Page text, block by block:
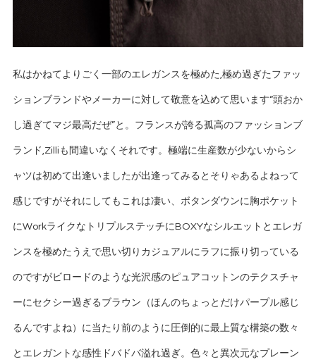
私はかねてよりごく一部のエレガンスを極めた,極め過ぎたファッ
ションブランドやメーカーに対して敬意を込めて思います“頭おか
し過ぎてマジ最高だぜ”と。フランスが誇る孤高のファッションブ
ランド,Zilliも間違いなくそれです。極端に生産数が少ないからシ
ャツは初めて出逢いましたが出逢ってみるとそりゃあるよねって
感じですがそれにしてもこれは凄い、ボタンダウンに胸ポケット
にWorkライクなトリプルステッチにBOXYなシルエットとエレガ
ンスを極めたうえで思い切りカジュアルにラフに振り切っている
のですがビロードのような光沢感のピュアコットンのテクスチャ
ーにセクシー過ぎるブラウン（ほんのちょっとだけパープル感じ
るんですよね）に当たり前のように圧倒的に最上質な構築の数々
とエレガントな感性ドバドバ溢れ過ぎ。色々と異次元なプレーン